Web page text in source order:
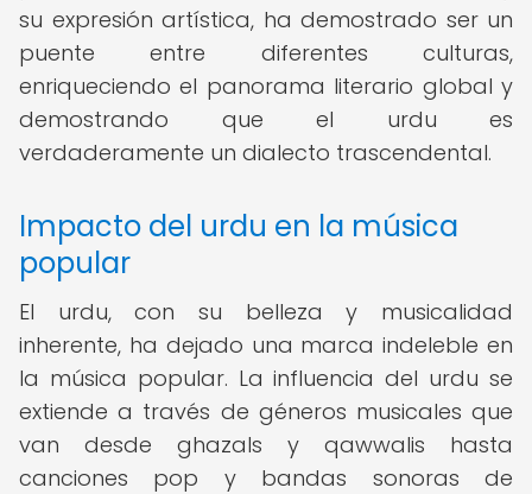
su expresión artística, ha demostrado ser un
puente entre diferentes culturas,
enriqueciendo el panorama literario global y
demostrando que el urdu es
verdaderamente un dialecto trascendental.
Impacto del urdu en la música
popular
El urdu, con su belleza y musicalidad
inherente, ha dejado una marca indeleble en
la música popular. La influencia del urdu se
extiende a través de géneros musicales que
van desde ghazals y qawwalis hasta
canciones pop y bandas sonoras de